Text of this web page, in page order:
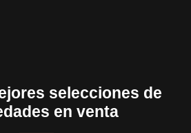
selecciones de
en venta